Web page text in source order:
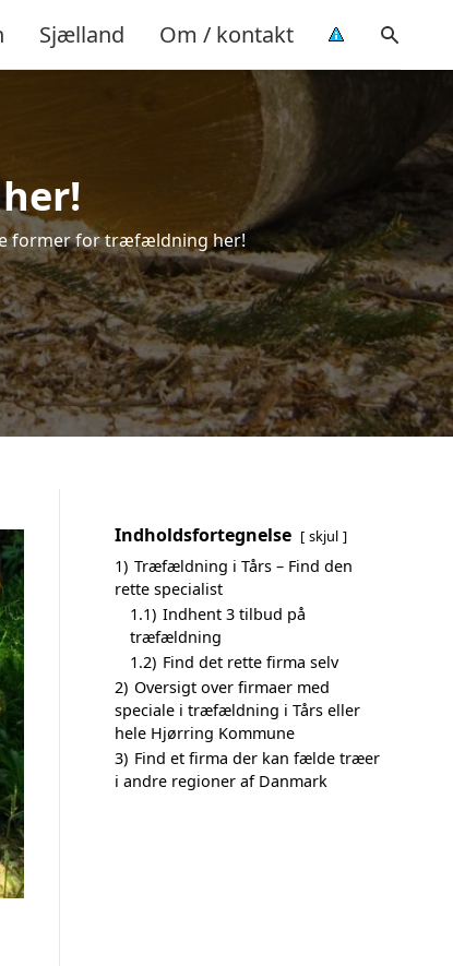
Sjælland Om / kontakt
former for træfældning her!
Indholdsfortegnelse skjul
1) Træfældning i Tårs – Find den
rette specialist
1.1) Indhent 3 tilbud på
træfældning
1.2) Find det rette firma selv
2) Oversigt over firmaer med
speciale i træfældning i Tårs eller
hele Hjørring Kommune
3) Find et firma der kan fælde træer
i andre regioner af Danmark